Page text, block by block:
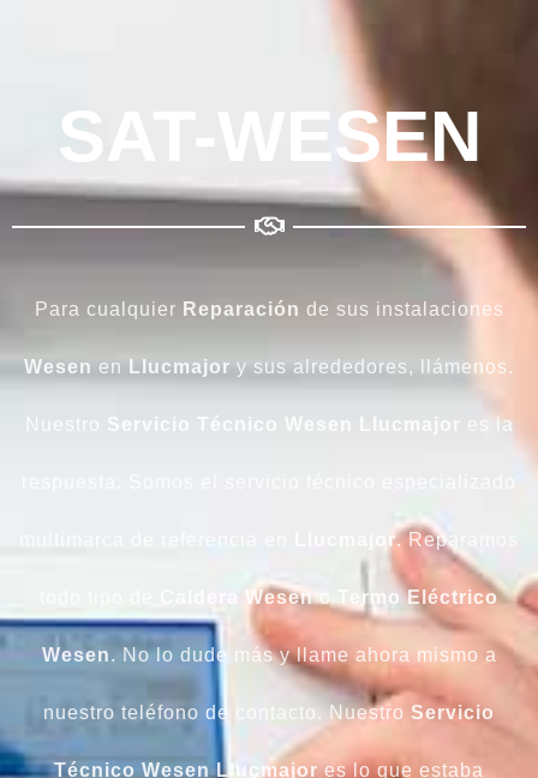
SAT-WESEN
Para cualquier Reparación de sus instalaciones
Wesen en Llucmajor y sus alrededores, llámenos.
Nuestro Servicio Técnico Wesen Llucmajor es la
Llucmajor. Reparamos
Caldera Weseno Termo Eléctrico
Wesen. No lo dude más y llame ahora mismo a
nuestro teléfono de contacto. Nuestro Servicio
Técnico Wesen Llucmajores lo que estaba